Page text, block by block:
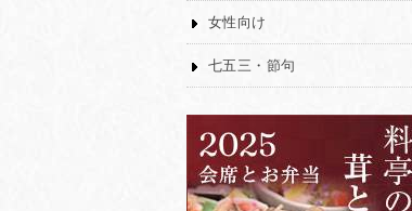
女性向け
七五三・節句